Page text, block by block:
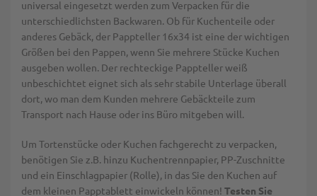
universal eingesetzt werden zum Verpacken für die
unterschiedlichsten Backwaren. Ob für Kuchenteile oder
anderes Gebäck, der Pappteller 16x34 ist eine der wichtigen
Größen bei den Pappen, wenn Sie mehrere Stücke Kuchen
ausgeben wollen. Der rechteckige Pappteller weiß
unbeschichtet eignet sich als sehr stabile Unterlage überall
dort, wo man dem Kunden mehrere Gebäckteile zum
Transport nach Hause oder ins Büro mitgeben will.
Um Tortenstücke oder Kuchen fachgerecht zu verpacken,
benötigen Sie z.B. hinzu Kuchentrennpapier, PP-Zuschnitte
und ein Einschlagpapier (Rolle), in das Sie den Kuchen auf
dem kleinen Papptablett einwickeln können! Testen Sie